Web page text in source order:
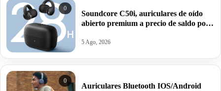
0
Soundcore C50i, auriculares de oído
abierto premium a precio de saldo por
5 Ago, 2026
0
Auriculares Bluetooth IOS/Android